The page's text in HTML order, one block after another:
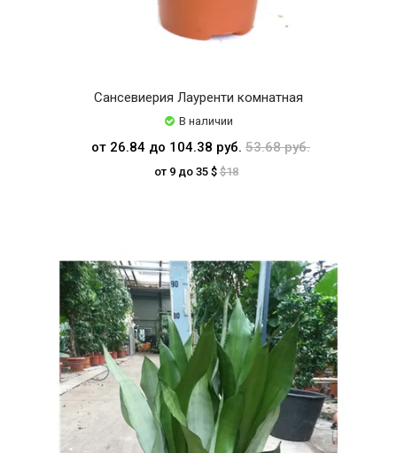
Сансевиерия Лауренти комнатная
В наличии
от 26.84 до 104.38 руб. 53.68 руб.
от 9 до 35 $ $18